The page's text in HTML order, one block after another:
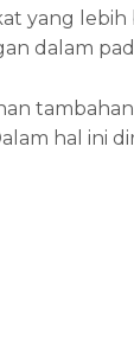
yang
dalam
hal ini